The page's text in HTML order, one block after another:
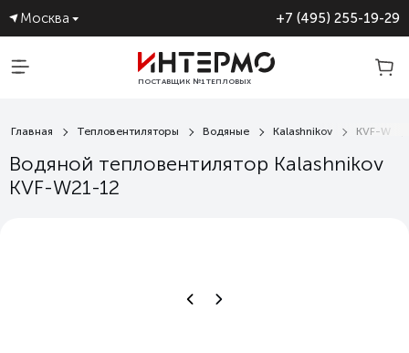
Москва +7 (495) 255-19-29
ПОСТАВЩИК №1 ТЕПЛОВЫХ
Главная Тепловентиляторы Водяные Kalashnikov KVF-W
Водяной тепловентилятор Kalashnikov
KVF-W21-12